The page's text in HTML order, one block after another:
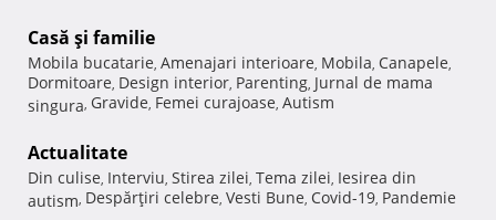
Casă şi familie
Mobila bucatarie, Amenajari interioare, Mobila, Canapele,
Dormitoare, Design interior, Parenting, Jurnal de mama
singura, Gravide, Femei curajoase, Autism
Actualitate
Din culise, Interviu, Stirea zilei, Tema zilei, Iesirea din
autism, Despărţiri celebre, Vesti Bune, Covid-19, Pandemie